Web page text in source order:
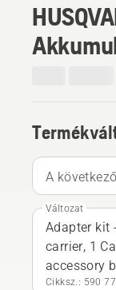
A
Változat
Adapter kit
carrier, 1
accessory
Cikksz.: 590